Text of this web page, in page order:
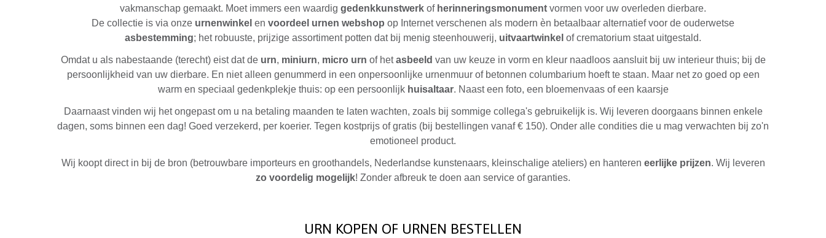
vakmanschap gemaakt. Moet immers een waardig gedenkkunstwerk of herinneringsmonument vormen voor uw overleden dierbare.
De collectie is via onze urnenwinkel en voordeel urnen webshop op Internet verschenen als modern èn betaalbaar alternatief voor de ouderwetse
asbestemming; het robuuste, prijzige assortiment potten dat bij menig steenhouwerij, uitvaartwinkel of crematorium staat uitgestald.
Omdat u als nabestaande (terecht) eist dat de urn, miniurn, micro urn of hetasbeeld van uw keuze in vorm en kleur naadloos aansluit bij uw interieur thuis; bij de
persoonlijkheid van uw dierbare. En niet alleen genummerd in een onpersoonlijke urnenmuur of betonnen columbarium hoeft te staan. Maar net zo goed op een
warm en speciaal gedenkplekje thuis: op een persoonlijk huisaltaar. Naast een foto, een bloemenvaas of een kaarsje
Daarnaast vinden wij het ongepast om u na betaling maanden te laten wachten, zoals bij sommige collega's gebruikelijk is. Wij leveren doorgaans binnen enkele
dagen, soms binnen een dag! Goed verzekerd, per koerier. Tegen kostprijs of gratis (bij bestellingen vanaf € 150). Onder alle condities die u mag verwachten bij zo'n
emotioneel product.
Wij koopt direct in bij de bron (betrouwbare importeurs en groothandels, Nederlandse kunstenaars, kleinschalige ateliers) en hanteren eerlijke prijzen. Wij leveren
zo voordelig mogelijk! Zonder afbreuk te doen aan service of garanties.
URN KOPEN OF URNEN BESTELLEN